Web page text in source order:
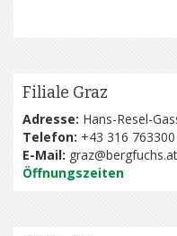
Filiale Graz
Adresse: Hans-Resel-
Telefon: +43 316 763300
E-Mail: graz@bergfuchs.at
Öffnungszeiten